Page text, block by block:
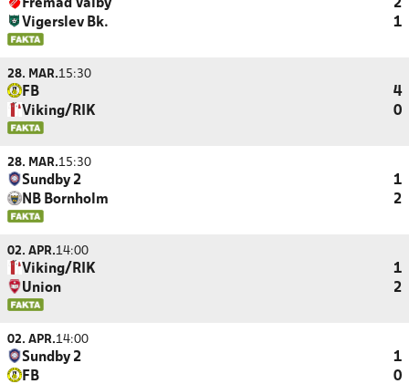
Fremad Valby
2
Vigerslev Bk.
1
28. MAR.15:30
FB
4
Viking/RIK
0
28. MAR.15:30
Sundby 2
1
NB Bornholm
2
02. APR.14:00
Viking/RIK
1
Union
2
02. APR.14:00
Sundby 2
1
FB
0